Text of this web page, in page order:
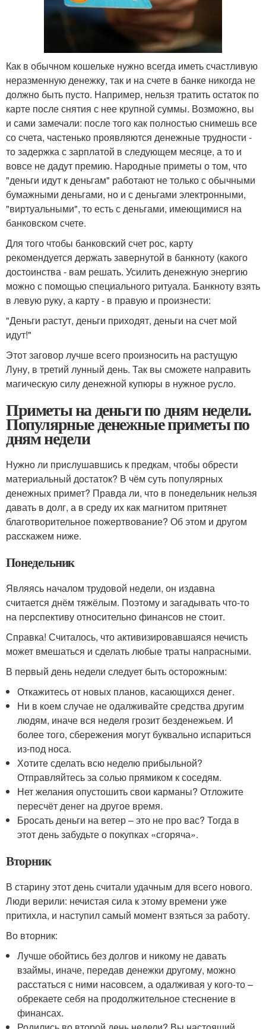
Как в обычном кошельке нужно всегда иметь счастливую
неразменную денежку, так и на счете в банке никогда не
должно быть пусто. Например, нельзя тратить остаток по
карте после снятия с нее крупной суммы. Возможно, вы
и сами замечали: после того как полностью снимешь все
со счета, частенько проявляются денежные трудности -
то задержка с зарплатой в следующем месяце, а то и
вовсе не дадут премию. Народные приметы о том, что
"деньги идут к деньгам" работают не только с обычными
бумажными деньгами, но и с деньгами электронными,
"виртуальными", то есть с деньгами, имеющимися на
банковском счете.
Для того чтобы банковский счет рос, карту
рекомендуется держать завернутой в банкноту (какого
достоинства - вам решать. Усилить денежную энергию
можно с помощью специального ритуала. Банкноту взять
в левую руку, а карту - в правую и произнести:
"Деньги растут, деньги приходят, деньги на счет мой
идут!"
Этот заговор лучше всего произносить на растущую
Луну, в третий лунный день. Так вы сможете направить
магическую силу денежной купюры в нужное русло.
Приметы на деньги по дням недели.
Популярные денежные приметы по
дням недели
Нужно ли прислушавшись к предкам, чтобы обрести
материальный достаток? В чём суть популярных
денежных примет? Правда ли, что в понедельник нельзя
давать в долг, а в среду их как магнитом притянет
благотворительное пожертвование? Об этом и другом
расскажем ниже.
Понедельник
Являясь началом трудовой недели, он издавна
считается днём тяжёлым. Поэтому и загадывать что-то
на перспективу относительно финансов не стоит.
Справка! Считалось, что активизировавшаяся нечисть
может вмешаться и сделать любые траты напрасными.
В первый день недели следует быть осторожным:
Откажитесь от новых планов, касающихся денег.
Ни в коем случае не одалживайте средства другим
людям, иначе вся неделя грозит безденежьем. И
более того, сбережения могут буквально испариться
из-под носа.
Хотите сделать всю неделю прибыльной?
Отправляйтесь за солью прямиком к соседям.
Нет желания опустошить свои карманы? Отложите
пересчёт денег на другое время.
Бросать деньги на ветер – это не про вас? Тогда в
этот день забудьте о покупках «сгоряча».
Вторник
В старину этот день считали удачным для всего нового.
Люди верили: нечистая сила к этому времени уже
притихла, и наступил самый момент взяться за работу.
Во вторник:
Лучше обойтись без долгов и никому не давать
взаймы, иначе, передав денежки другому, можно
расстаться с ними насовсем, а одалживая у кого-то –
обрекаете себя на продолжительное стеснение в
финансах.